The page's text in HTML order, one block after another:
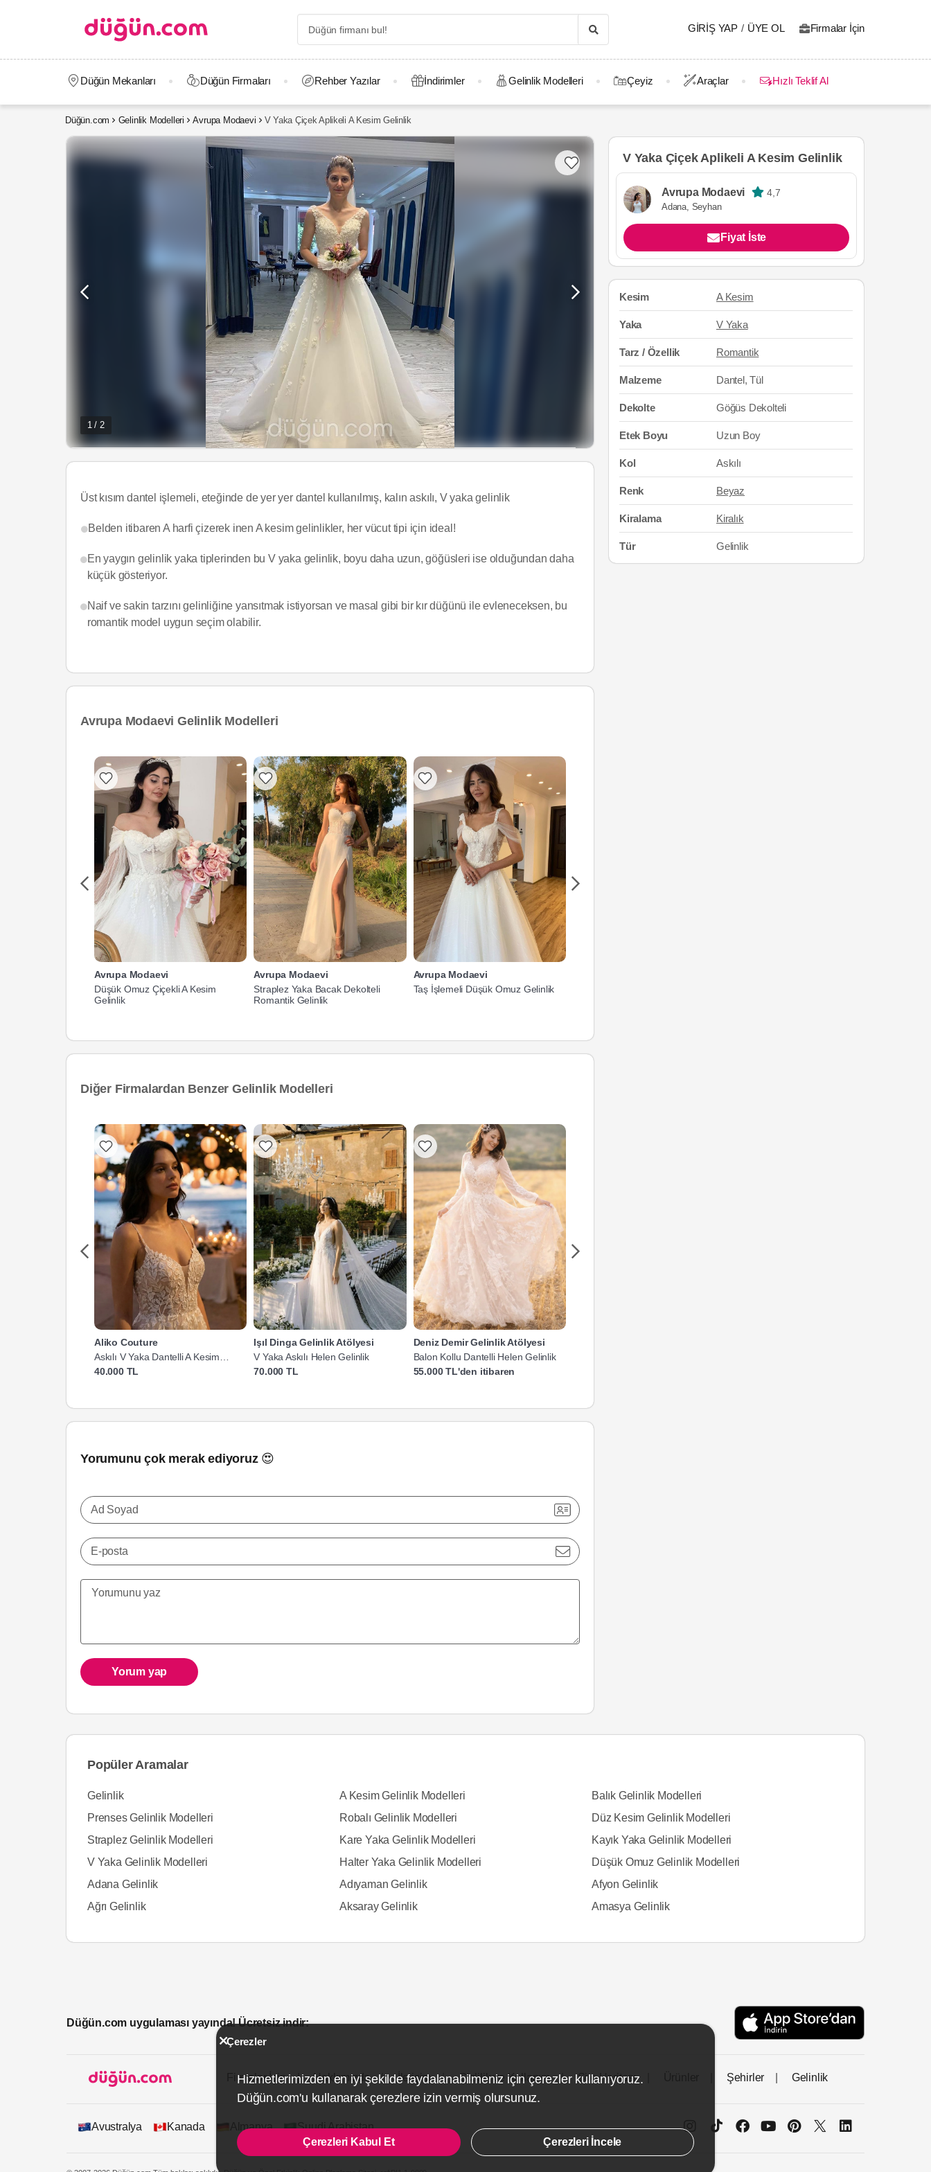
GIRIŞ YAP / ÜYE OL Firmalar İçin
Düğün Mekanları Düğün Firmaları Rehber Yazılar İndirimler Gelinlik Modelleri Çeyiz Araçlar Hızlı Teklif Al
Düğün.com Gelinlik Modelleri Avrupa Modaevi V Yaka Çiçek Aplikeli A Kesim Gelinlik
1 / 2
Üst kısım dantel işlemeli, eteğinde de yer yer dantel kullanılmış, kalın askılı, V yaka gelinlik
Belden itibaren A harfi çizerek inen A kesim gelinlikler, her vücut tipi için ideal!
En yaygın gelinlik yaka tiplerinden bu V yaka gelinlik, boyu daha uzun, göğüsleri ise olduğundan daha
küçük gösteriyor.
Naif ve sakin tarzını gelinliğine yansıtmak istiyorsan ve masal gibi bir kır düğünü ile evleneceksen, bu
romantik model uygun seçim olabilir.
Avrupa Modaevi Gelinlik Modelleri
Avrupa Modaevi
Düşük Omuz Çiçekli A Kesim
Gelinlik
Avrupa Modaevi
Straplez Yaka Bacak Dekolteli
Romantik Gelinlik
Avrupa Modaevi
Taş İşlemeli Düşük Omuz Gelinlik
Diğer Firmalardan Benzer Gelinlik Modelleri
Aliko Couture
Askılı V Yaka Dantelli A Kesim
Gelinlik
40.000 TL
Işıl Dinga Gelinlik Atölyesi
V Yaka Askılı Helen Gelinlik
70.000 TL
Deniz Demir Gelinlik Atölyesi
Balon Kollu Dantelli Helen Gelinlik
55.000 TL'den itibaren
Yorumunu çok merak ediyoruz 😍
Ad Soyad
E-posta
Yorum yap
V Yaka Çiçek Aplikeli A Kesim Gelinlik
Avrupa Modaevi 4,7
Adana, Seyhan
Fiyat İste
Kesim A Kesim
Yaka V Yaka
Tarz / Özellik Romantik
Malzeme Dantel, Tül
Dekolte Göğüs Dekolteli
Etek Boyu Uzun Boy
Kol Askılı
Renk Beyaz
Kiralama Kiralık
Tür Gelinlik
Popüler Aramalar
Gelinlik A Kesim Gelinlik Modelleri
Balık Gelinlik Modelleri
Prenses Gelinlik Modelleri
Robalı Gelinlik Modelleri
Düz Kesim Gelinlik Modelleri
Straplez Gelinlik Modelleri
Kare Yaka Gelinlik Modelleri
Kayık Yaka Gelinlik Modelleri
V Yaka Gelinlik Modelleri
Halter Yaka Gelinlik Modelleri
Düşük Omuz Gelinlik Modelleri
Adana Gelinlik
Adıyaman Gelinlik
Afyon Gelinlik
Ağrı Gelinlik
Aksaray Gelinlik Amasya Gelinlik
Düğün.com uygulaması yayında! Ücretsiz indir:
Firmalar İçin Hakkımızda İletişim Gizlilik ve Kullanım Site Haritası Şehirler Gelinlik
Avustralya Kanada Almanya Suudi Arabistan
Çerezler
Hizmetlerimizden en iyi şekilde faydalanabilmeniz için çerezler kullanıyoruz.
Düğün.com'u kullanarak çerezlere izin vermiş olursunuz.
Çerezleri Kabul Et Çerezleri İncele